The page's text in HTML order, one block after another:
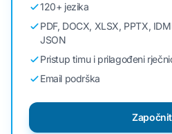
120+ jezika
PDF, DOCX, XLSX, PPTX,
JSON
Pristup timu i prilagođeni
Email podrška